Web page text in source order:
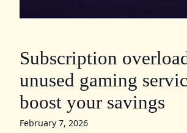
Subscription
unused gaming
boost your savings
February 7, 2026